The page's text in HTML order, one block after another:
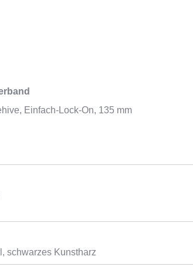
Einfach-Lock-On, 135 mm
schwarzes Kunstharz